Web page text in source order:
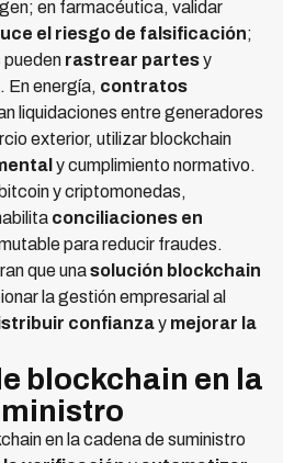
en farmacéutica, validar
el riesgo de falsificación;
rastrear partesy
En energía, contratos
liquidaciones entre generadores
exterior, utilizar blockchain
y cumplimiento normativo.
y criptomonedas,
conciliaciones en
para reducir fraudes.
que unasolución blockchain
la gestión empresarial al
confianzay mejorar la
blockchain en la
en la cadena de suministro